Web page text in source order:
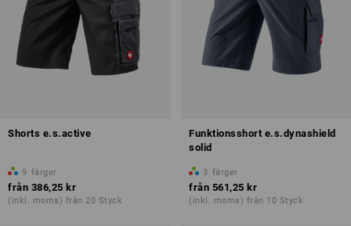
Shorts e.s.active
9 färger
från 386,25 kr
(inkl. moms) från 20 Styck
Funktionsshort e.s.dynashield
solid
3 färger
från 561,25 kr
(inkl. moms) från 10 Styck